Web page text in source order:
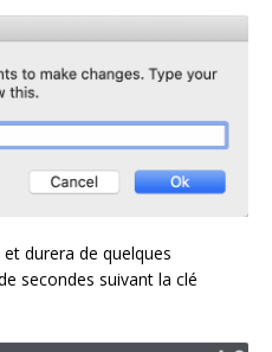
durera de quelques
secondes suivant la clé